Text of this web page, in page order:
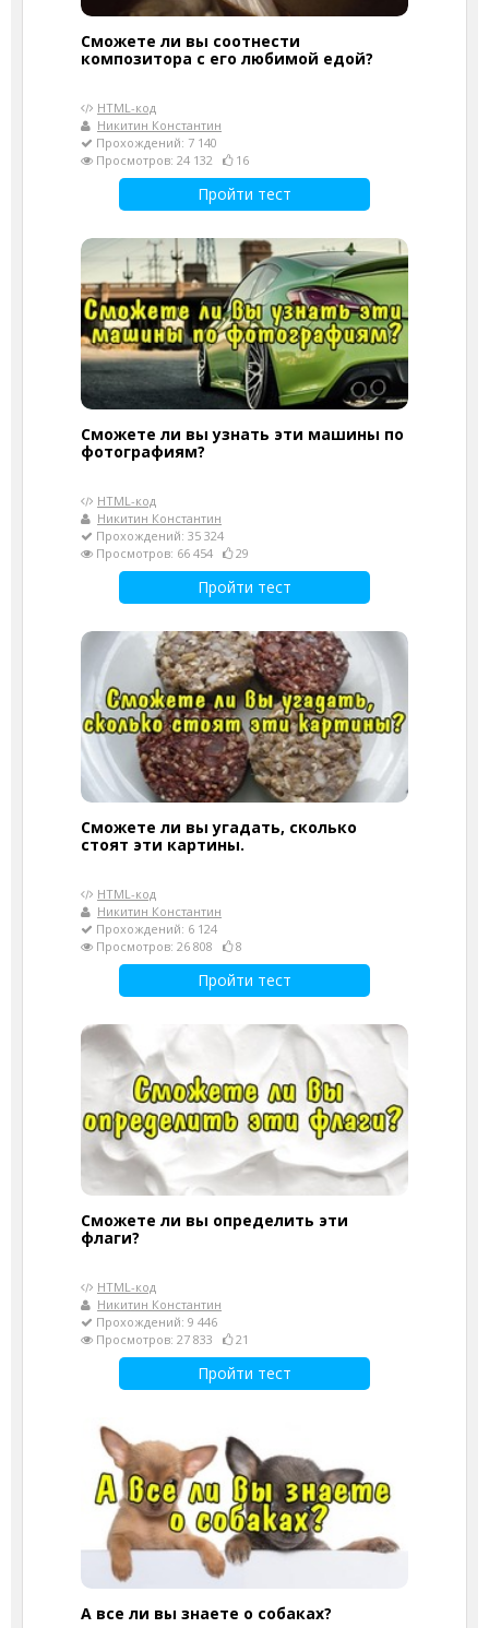
Сможете ли вы соотнести
композитора с его любимой едой?
HTML-код
Никитин Константин
Прохождений: 7 140
Просмотров: 24 132
16
Пройти тест
Сможете ли вы узнать эти машины по
фотографиям?
HTML-код
Никитин Константин
Прохождений: 35 324
Просмотров: 66 454
29
Пройти тест
Сможете ли вы угадать, сколько
стоят эти картины.
HTML-код
Никитин Константин
Прохождений: 6 124
Просмотров: 26 808
8
Пройти тест
Сможете ли вы определить эти
флаги?
HTML-код
Никитин Константин
Прохождений: 9 446
Просмотров: 27 833
21
Пройти тест
А все ли вы знаете о собаках?